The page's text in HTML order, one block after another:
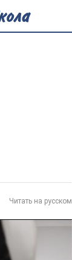
Читать на русском